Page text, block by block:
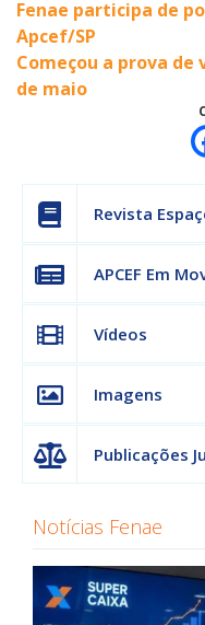
Fenae participa de
Apcef/SP
Começou a prova
de maio
Revista
APCEF Em
Vídeos
Imagens
Publicações
Notícias Fenae